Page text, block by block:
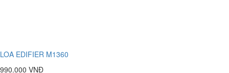
LOA EDIFIER M1360
990.000 VNĐ